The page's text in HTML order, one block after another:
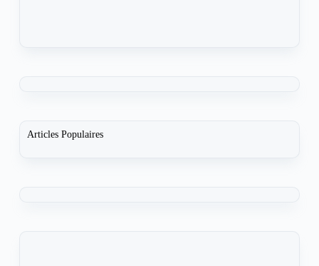
Articles Populaires